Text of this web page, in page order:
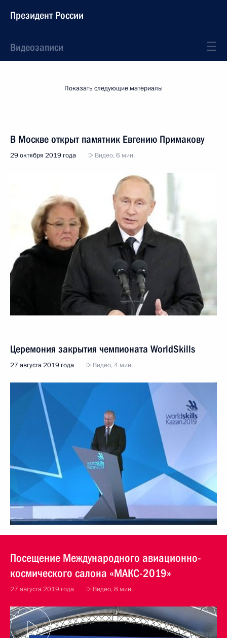
Президент России
Видеозаписи
Показать следующие материалы
В Москве открыт памятник Евгению Примакову
29 октября 2019 года Видео, 6 мин.
Церемония закрытия чемпионата WorldSkills
27 августа 2019 года Видео, 4 мин.
Посещение Международного авиационно-
космического салона «МАКС-2019»
27 августа 2019 года Видео, 8 мин.